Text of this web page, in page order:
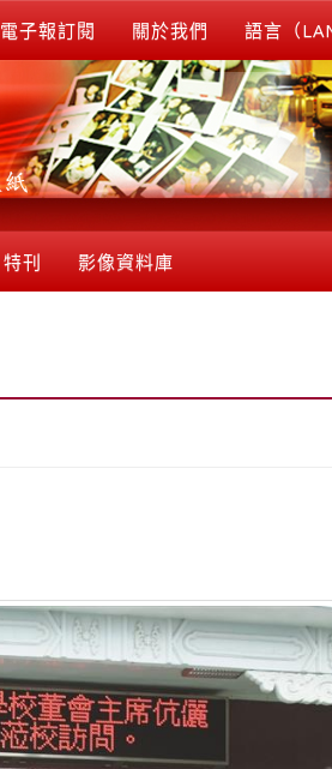
電子報訂閱 關於我們 語言（
特刊 影像資料庫